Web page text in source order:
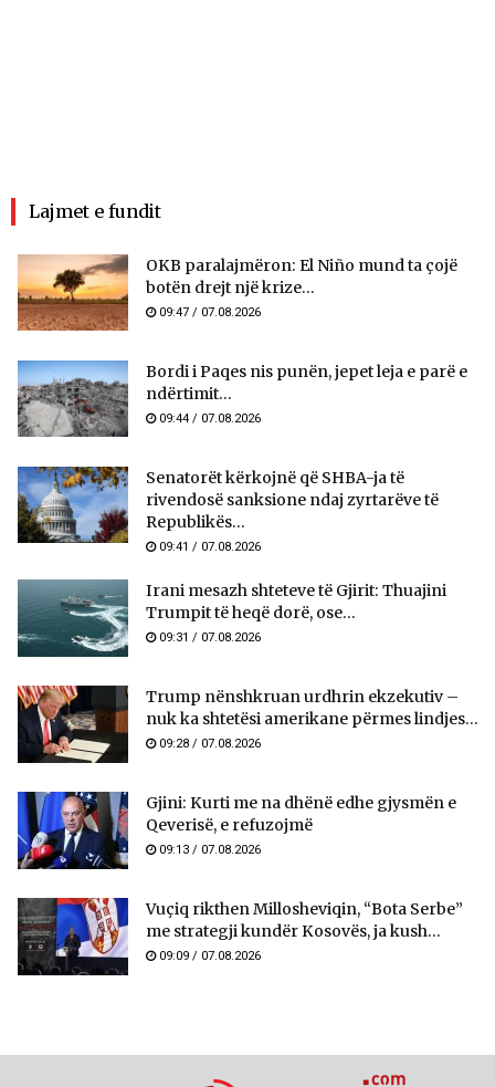
Lajmet e fundit
OKB paralajmëron: El Niño mund ta çojë
botën drejt një krize...
09:47 / 07.08.2026
Bordi i Paqes nis punën, jepet leja e parë e
ndërtimit...
09:44 / 07.08.2026
Senatorët kërkojnë që SHBA-ja të
rivendosë sanksione ndaj zyrtarëve të
Republikës...
09:41 / 07.08.2026
Irani mesazh shteteve të Gjirit: Thuajini
Trumpit të heqë dorë, ose...
09:31 / 07.08.2026
Trump nënshkruan urdhrin ekzekutiv –
nuk ka shtetësi amerikane përmes lindjes...
09:28 / 07.08.2026
Gjini: Kurti me na dhënë edhe gjysmën e
Qeverisë, e refuzojmë
09:13 / 07.08.2026
Vuçiq rikthen Millosheviqin, “Bota Serbe”
me strategji kundër Kosovës, ja kush...
09:09 / 07.08.2026